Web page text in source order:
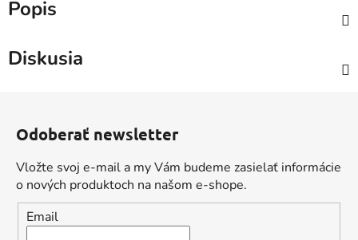
Popis
Diskusia
Odoberať newsletter
Vložte svoj e-mail a my Vám budeme zasielať informácie
o nových produktoch na našom e-shope.
Email